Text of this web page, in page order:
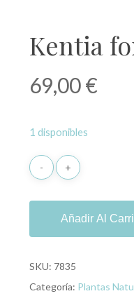
Kentia
69,00€
1 disponibles
Añadir Al
SKU: 7835
Categoría: Plantas